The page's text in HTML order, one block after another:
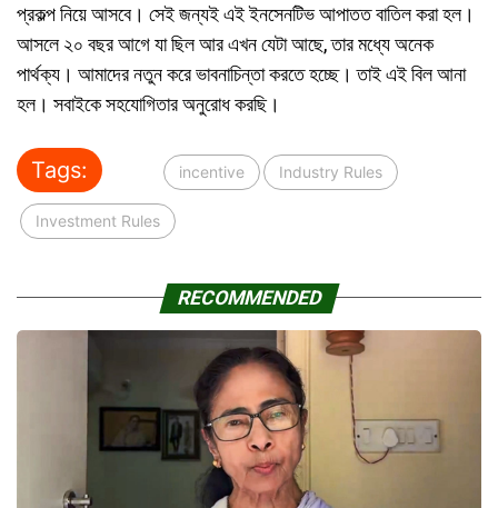
প্রকল্প নিয়ে আসবে। সেই জন্যই এই ইনসেনটিভ আপাতত বাতিল করা হল।
আসলে ২০ বছর আগে যা ছিল আর এখন যেটা আছে, তার মধ্যে অনেক
পার্থক্য। আমাদের নতুন করে ভাবনাচিন্তা করতে হচ্ছে। তাই এই বিল আনা
হল। সবাইকে সহযোগিতার অনুরোধ করছি।
Tags: incentive Industry Rules
Investment Rules
RECOMMENDED